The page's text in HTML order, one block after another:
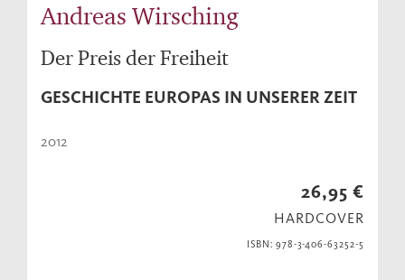
Andreas Wirsching
Der Preis der Freiheit
GESCHICHTE EUROPAS IN UNSERER ZEIT
2012
26,95 €
HARDCOVER
ISBN: 978-3-406-63252-5